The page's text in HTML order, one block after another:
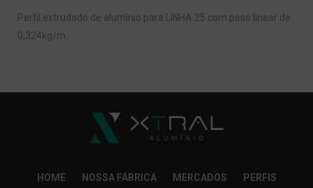
Perfil extrudado de alumínio para LINHA 25 com peso linear de
0,324kg/m.
HOME NOSSA FÁBRICA MERCADOS PERFIS